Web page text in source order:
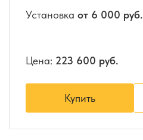
Установка от 6 000 руб.
Цена: 223 600 руб.
Купить